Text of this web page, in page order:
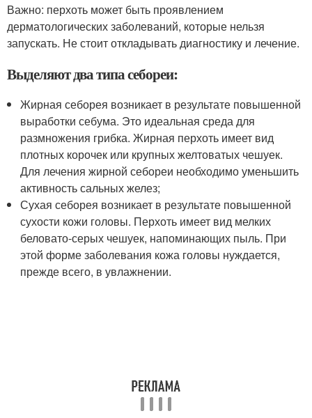
Важно: перхоть может быть проявлением
дерматологических заболеваний, которые нельзя
запускать. Не стоит откладывать диагностику и лечение.
Выделяют два типа себореи:
Жирная себорея возникает в результате повышенной
выработки себума. Это идеальная среда для
размножения грибка. Жирная перхоть имеет вид
плотных корочек или крупных желтоватых чешуек.
Для лечения жирной себореи необходимо уменьшить
активность сальных желез;
Сухая себорея возникает в результате повышенной
сухости кожи головы. Перхоть имеет вид мелких
беловато-серых чешуек, напоминающих пыль. При
этой форме заболевания кожа головы нуждается,
прежде всего, в увлажнении.